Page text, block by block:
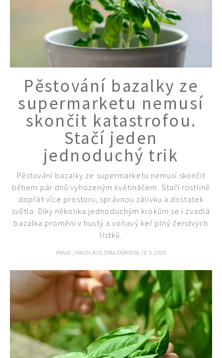
Pěstování bazalky ze
supermarketu nemusí
skončit katastrofou.
Stačí jeden
jednoduchý trik
Pěstování bazalky ze supermarketu nemusí skončit
během pár dnů vyhozeným květináčem. Stačí rostlině
dopřát více prostoru, správnou zálivku a dostatek
světla. Díky několika jednoduchým krokům se i zvadlá
bazalka promění v hustý a voňavý keř plný čerstvých
lístků.
PRAXE / NIKOL KOLOMAZNÍKOVÁ / 8. 5. 2026